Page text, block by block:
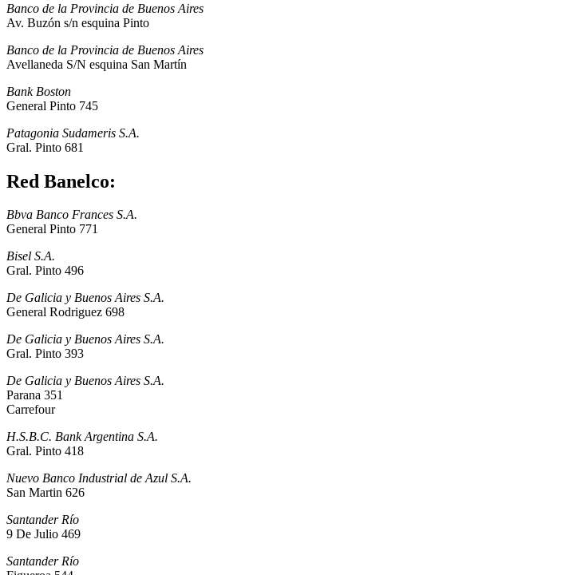
Banco de la Provincia de Buenos Aires
Av. Buzón s/n esquina Pinto
Banco de la Provincia de Buenos Aires
Avellaneda S/N esquina San Martín
Bank Boston
General Pinto 745
Patagonia Sudameris S.A.
Gral. Pinto 681
Red Banelco:
Bbva Banco Frances S.A.
General Pinto 771
Bisel S.A.
Gral. Pinto 496
De Galicia y Buenos Aires S.A.
General Rodriguez 698
De Galicia y Buenos Aires S.A.
Gral. Pinto 393
De Galicia y Buenos Aires S.A.
Parana 351
Carrefour
H.S.B.C. Bank Argentina S.A.
Gral. Pinto 418
Nuevo Banco Industrial de Azul S.A.
San Martin 626
Santander Río
9 De Julio 469
Santander Río